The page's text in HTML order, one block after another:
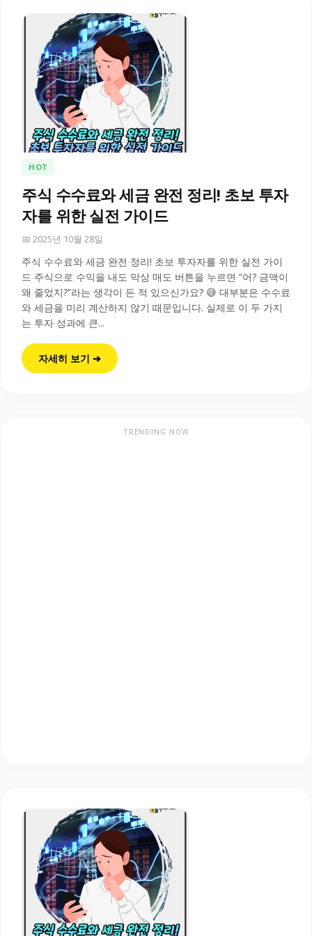
HOT
주식 수수료와 세금 완전 정리! 초보 투자
자를 위한 실전 가이드
📅 2025년 10월 28일
주식 수수료와 세금 완전 정리! 초보 투자자를 위한 실전 가이
드 주식으로 수익을 내도 막상 매도 버튼을 누르면 “어? 금액이
왜 줄었지?”라는 생각이 든 적 있으신가요? 😅 대부분은 수수료
와 세금을 미리 계산하지 않기 때문입니다. 실제로 이 두 가지
는 투자 성과에 큰...
자세히 보기 ➔
TRENDING NOW